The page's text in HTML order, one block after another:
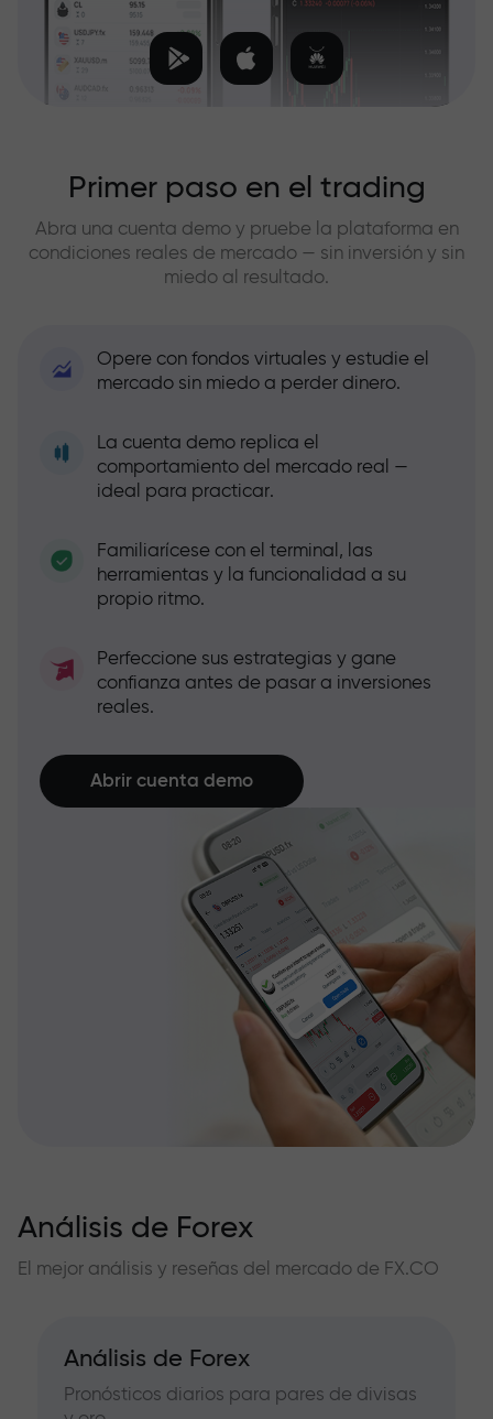
Primer paso en el trading
Abra una cuenta demo y pruebe la plataforma en
condiciones reales de mercado — sin inversión y sin
miedo al resultado.
Opere con fondos virtuales y estudie el
mercado sin miedo a perder dinero.
La cuenta demo replica el
comportamiento del mercado real —
ideal para practicar.
Familiarícese con el terminal, las
herramientas y la funcionalidad a su
propio ritmo.
Perfeccione sus estrategias y gane
confianza antes de pasar a inversiones
reales.
Abrir cuenta demo
Análisis de Forex
El mejor análisis y reseñas del mercado de FX.CO
Análisis de Forex
Pronósticos diarios para pares de divisas